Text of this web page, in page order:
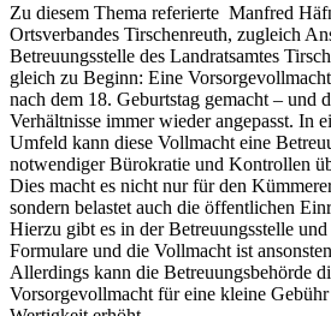
Zu diesem Thema referierte Manfred
Ortsverbandes Tirschenreuth, zugleich
Betreuungsstelle des Landratsamtes
gleich zu Beginn: Eine
nach dem 18. Geburtstag gemacht – und
Verhältnisse immer wieder angepasst. In
Umfeld kann diese Vollmacht eine
notwendiger Bürokratie und Kontrollen
Dies macht es nicht nur für den
sondern belastet auch die öffentlichen
Hierzu gibt es in der Betreuungsstelle
Formulare und die Vollmacht ist
Allerdings kann die Betreuungsbehörde
Vorsorgevollmacht für eine kleine